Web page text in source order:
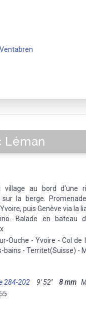
Ventabren
Léman
village au bord d'une
sur la berge.
puis Genève via la
Balade en bateau
Ouche - Yvoire - Col
bains - Territet(Suisse) -
284-202 9' 52'' 8 mm